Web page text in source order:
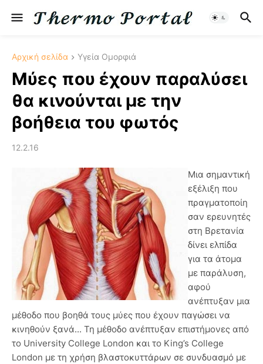
Αρχική σελίδα Υγεία Ομορφιά
Μύες που έχουν παραλύσει
θα κινούνται με την
βοήθεια του φωτός
12.2.16
Μια σημαντική
εξέλιξη που
πραγματοποίη
σαν ερευνητές
στη Βρετανία
δίνει ελπίδα
για τα άτομα
με παράλυση,
αφού
ανέπτυξαν μια
μέθοδο που βοηθά τους μύες που έχουν παγώσει να
κινηθούν ξανά... Τη μέθοδο ανέπτυξαν επιστήμονες από
το University College London και το King’s College
London με τη χρήση βλαστοκυττάρων σε συνδυασμό με